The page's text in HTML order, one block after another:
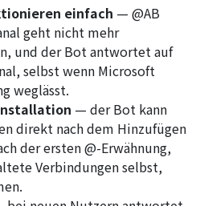
einfach — @AB
geht nicht mehr
und der Bot antwortet auf
selbst wenn Microsoft
weglässt.
— der Bot kann
direkt nach dem Hinzufügen
der ersten @-Erwähnung,
Verbindungen selbst,